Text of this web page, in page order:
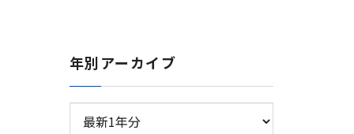
年別アーカイブ